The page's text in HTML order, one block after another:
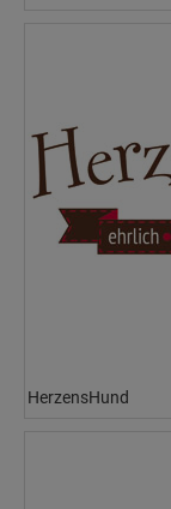
HerzensHund